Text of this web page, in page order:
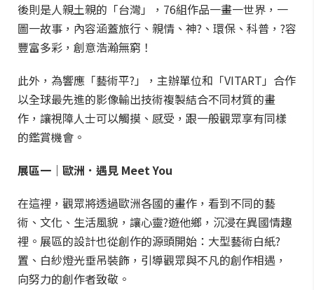
後則是人親土親的「台灣」，76組作品一畫一世界，一
圖一故事，內容涵蓋旅行、親情、神?、環保、科普，?容
豐富多彩，創意浩瀚無窮！
此外，為響應「藝術平?」，主辦單位和「VITART」合作
以全球最先進的影像輸出技術複製結合不同材質的畫
作，讓視障人士可以觸摸、感受，跟一般觀眾享有同樣
的鑑賞機會。
展區一｜歐洲．遇見 Meet You
在這裡，觀眾將透過歐洲各國的畫作，看到不同的藝
術、文化、生活風貌，讓心靈?遊他鄉，沉浸在異國情趣
裡。展區的設計也從創作的源頭開始：大型藝術白紙?
置、白紗燈光垂吊裝飾，引導觀眾與不凡的創作相遇，
向努力的創作者致敬。